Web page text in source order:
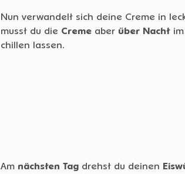
Nun verwandelt sich deine Creme in
musst du die Creme aber über Nacht
chillen lassen.
Am nächsten Tag drehst du deinen